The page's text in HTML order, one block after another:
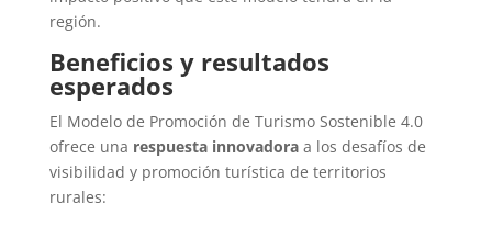
región.
Beneficios y resultados
esperados
El Modelo de Promoción de Turismo Sostenible 4.0
ofrece una respuesta innovadoraa los desafíos de
visibilidad y promoción turística de territorios
rurales: